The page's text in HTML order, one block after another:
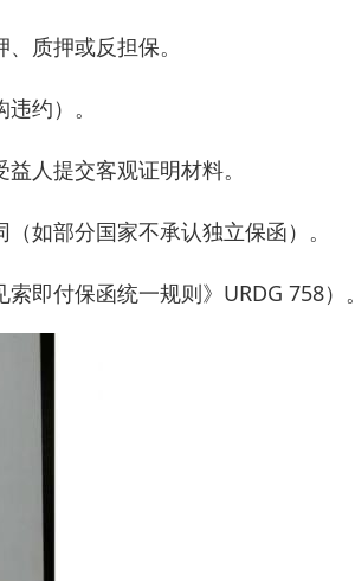
质押或反担保。
约）。
人提交客观证明材料。
如部分国家不承认独立保函）。
即付保函统一规则》URDG 758）。